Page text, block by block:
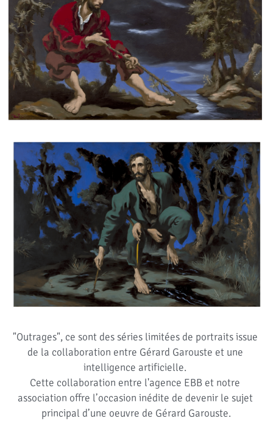
"Outrages", ce sont des séries limitées de portraits issue
de la collaboration entre Gérard Garouste et une
intelligence artificielle.
Cette collaboration entre l'agence EBB et notre
association offre l’occasion inédite de devenir le sujet
principal d’une oeuvre de Gérard Garouste.